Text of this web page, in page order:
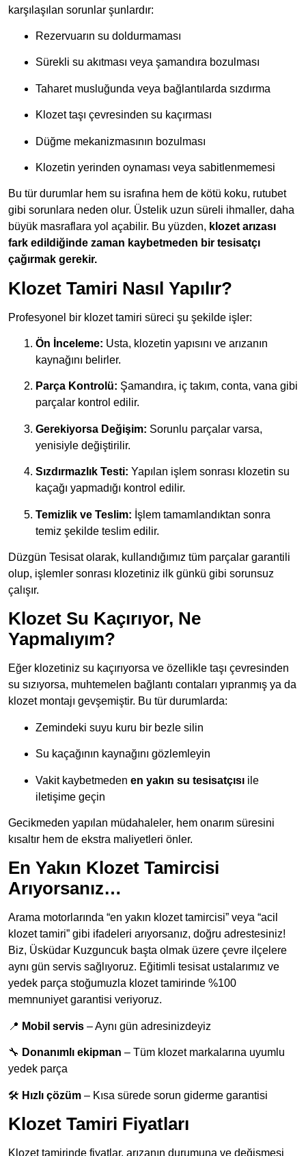
karşılaşılan sorunlar şunlardır:
Rezervuarın su doldurmaması
Sürekli su akıtması veya şamandıra bozulması
Taharet musluğunda veya bağlantılarda sızdırma
Klozet taşı çevresinden su kaçırması
Düğme mekanizmasının bozulması
Klozetin yerinden oynaması veya sabitlenmemesi
Bu tür durumlar hem su israfına hem de kötü koku, rutubet
gibi sorunlara neden olur. Üstelik uzun süreli ihmaller, daha
büyük masraflara yol açabilir. Bu yüzden, klozet arızası
fark edildiğinde zaman kaybetmeden bir tesisatçı
çağırmak gerekir.
Klozet Tamiri Nasıl Yapılır?
Profesyonel bir klozet tamiri süreci şu şekilde işler:
Ön İnceleme: Usta, klozetin yapısını ve arızanın
kaynağını belirler.
Parça Kontrolü: Şamandıra, iç takım, conta, vana gibi
parçalar kontrol edilir.
Gerekiyorsa Değişim: Sorunlu parçalar varsa,
yenisiyle değiştirilir.
Sızdırmazlık Testi: Yapılan işlem sonrası klozetin su
kaçağı yapmadığı kontrol edilir.
Temizlik ve Teslim: İşlem tamamlandıktan sonra
temiz şekilde teslim edilir.
Düzgün Tesisat olarak, kullandığımız tüm parçalar garantili
olup, işlemler sonrası klozetiniz ilk günkü gibi sorunsuz
çalışır.
Klozet Su Kaçırıyor, Ne
Yapmalıyım?
Eğer klozetiniz su kaçırıyorsa ve özellikle taşı çevresinden
su sızıyorsa, muhtemelen bağlantı contaları yıpranmış ya da
klozet montajı gevşemiştir. Bu tür durumlarda:
Zemindeki suyu kuru bir bezle silin
Su kaçağının kaynağını gözlemleyin
Vakit kaybetmeden en yakın su tesisatçısı ile
iletişime geçin
Gecikmeden yapılan müdahaleler, hem onarım süresini
kısaltır hem de ekstra maliyetleri önler.
En Yakın Klozet Tamircisi
Arıyorsanız…
Arama motorlarında “en yakın klozet tamircisi” veya “acil
klozet tamiri” gibi ifadeleri arıyorsanız, doğru adrestesiniz!
Biz, Üsküdar Kuzguncuk başta olmak üzere çevre ilçelere
aynı gün servis sağlıyoruz. Eğitimli tesisat ustalarımız ve
yedek parça stoğumuzla klozet tamirinde %100
memnuniyet garantisi veriyoruz.
📍 Mobil servis – Aynı gün adresinizdeyiz
🔧 Donanımlı ekipman – Tüm klozet markalarına uyumlu
yedek parça
🛠️ Hızlı çözüm – Kısa sürede sorun giderme garantisi
Klozet Tamiri Fiyatları
Klozet tamirinde fiyatlar, arızanın durumuna ve değişmesi